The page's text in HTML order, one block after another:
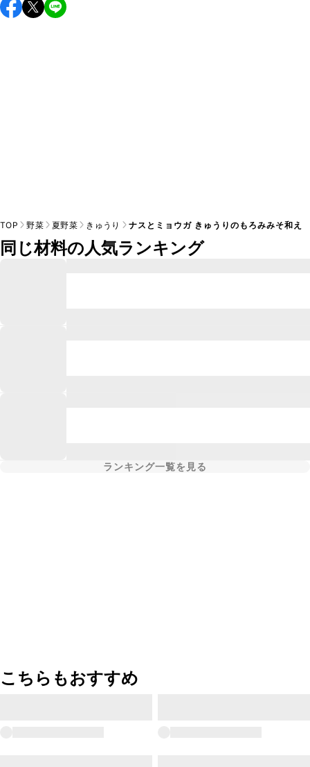
し上がりください。
TOP 野菜 夏野菜 きゅうり ナスとミョウガ きゅうりのもろみみそ和え
同じ材料の人気ランキング
ランキング一覧を見る
こちらもおすすめ